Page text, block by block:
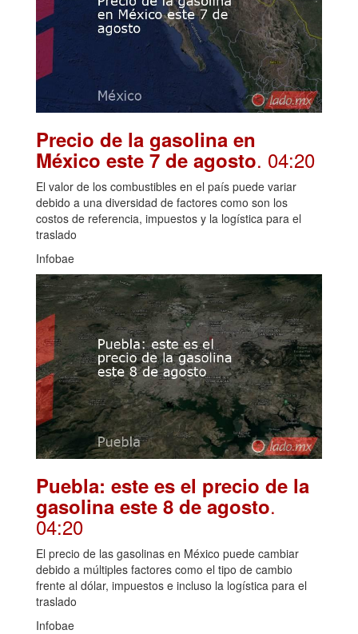
Precio de la gasolina en
México este 7 de agosto. 04:20
El valor de los combustibles en el país puede variar
debido a una diversidad de factores como son los
costos de referencia, impuestos y la logística para el
traslado
Infobae
Puebla: este es el precio de la
gasolina este 8 de agosto.
04:20
El precio de las gasolinas en México puede cambiar
debido a múltiples factores como el tipo de cambio
frente al dólar, impuestos e incluso la logística para el
traslado
Infobae